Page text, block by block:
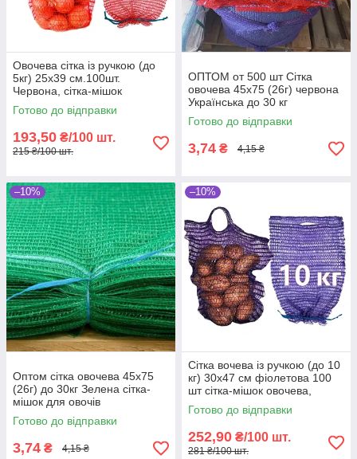
Овочева сітка із ручкою (до
5кг) 25х39 см.100шт.
Червона, сітка-мішок
овочева, сітка пакувальна
для овочів, мішки овочеві
Готово до відправки
193,50 ₴/100 шт.
215 ₴/100 шт.
ОПТОМ от 500 шт Сітка
овочева 45х75 (26г) червона
Українська до 30 кг
Готово до відправки
3,74 ₴ 4,15 ₴
–10%
Оптом сітка овочева 45х75
(26г) до 30кг Зелена сітка-
мішок для овочів
Готово до відправки
3,74 ₴ 4,15 ₴
–10%
Сітка вочева із ручкою (до 10
кг) 30х47 см фіолетова 100
шт сітка-мішок овочева,
мішки овочеві
Готово до відправки
252,90 ₴/100 шт.
281 ₴/100 шт.